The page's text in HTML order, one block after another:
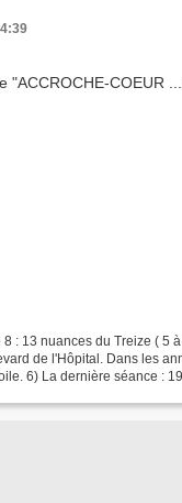
8 : 13 nuances du Treize ( 5
de l'Hôpital. Dans les
6) La dernière séance :